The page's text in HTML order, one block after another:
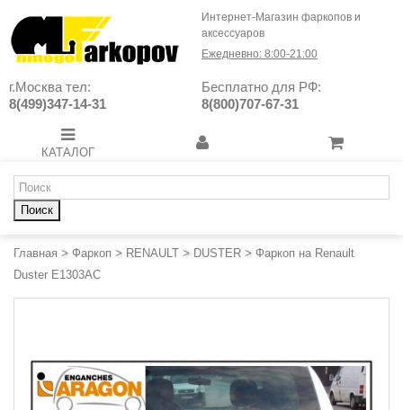
Интернет-Магазин фаркопов и
аксессуаров
Ежедневно: 8:00-21:00
г.Москва тел:
8(499)347-14-31
Бесплатно для РФ:
8(800)707-67-31
КАТАЛОГ
Поиск
Главная > Фаркоп > RENAULT > DUSTER > Фаркоп на Renault
Duster E1303AC